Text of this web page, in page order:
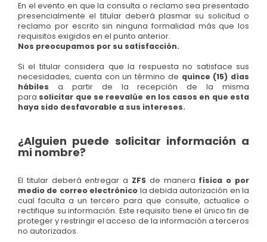
En el evento en que la consulta o reclamo sea presentado
presencialmente el titular deberá plasmar su solicitud o
reclamo por escrito sin ninguna formalidad más que los
requisitos exigidos en el punto anterior.
Nos preocupamos por su satisfacción.
Si el titular considera que la respuesta no satisface sus
necesidades, cuenta con un término de quince (15) días
hábiles a partir de la recepción de la misma
para solicitar que se reevalúe en los casos en que esta
haya sido desfavorable a sus intereses.
¿Alguien puede solicitar información a
mi nombre?
El titular deberá entregar a ZFS de manera física o por
medio de correo electrónico la debida autorización en la
cual faculta a un tercero para que consulte, actualice o
rectifique su información. Este requisito tiene el único fin de
proteger y restringir el acceso de la información a terceros
no autorizados.